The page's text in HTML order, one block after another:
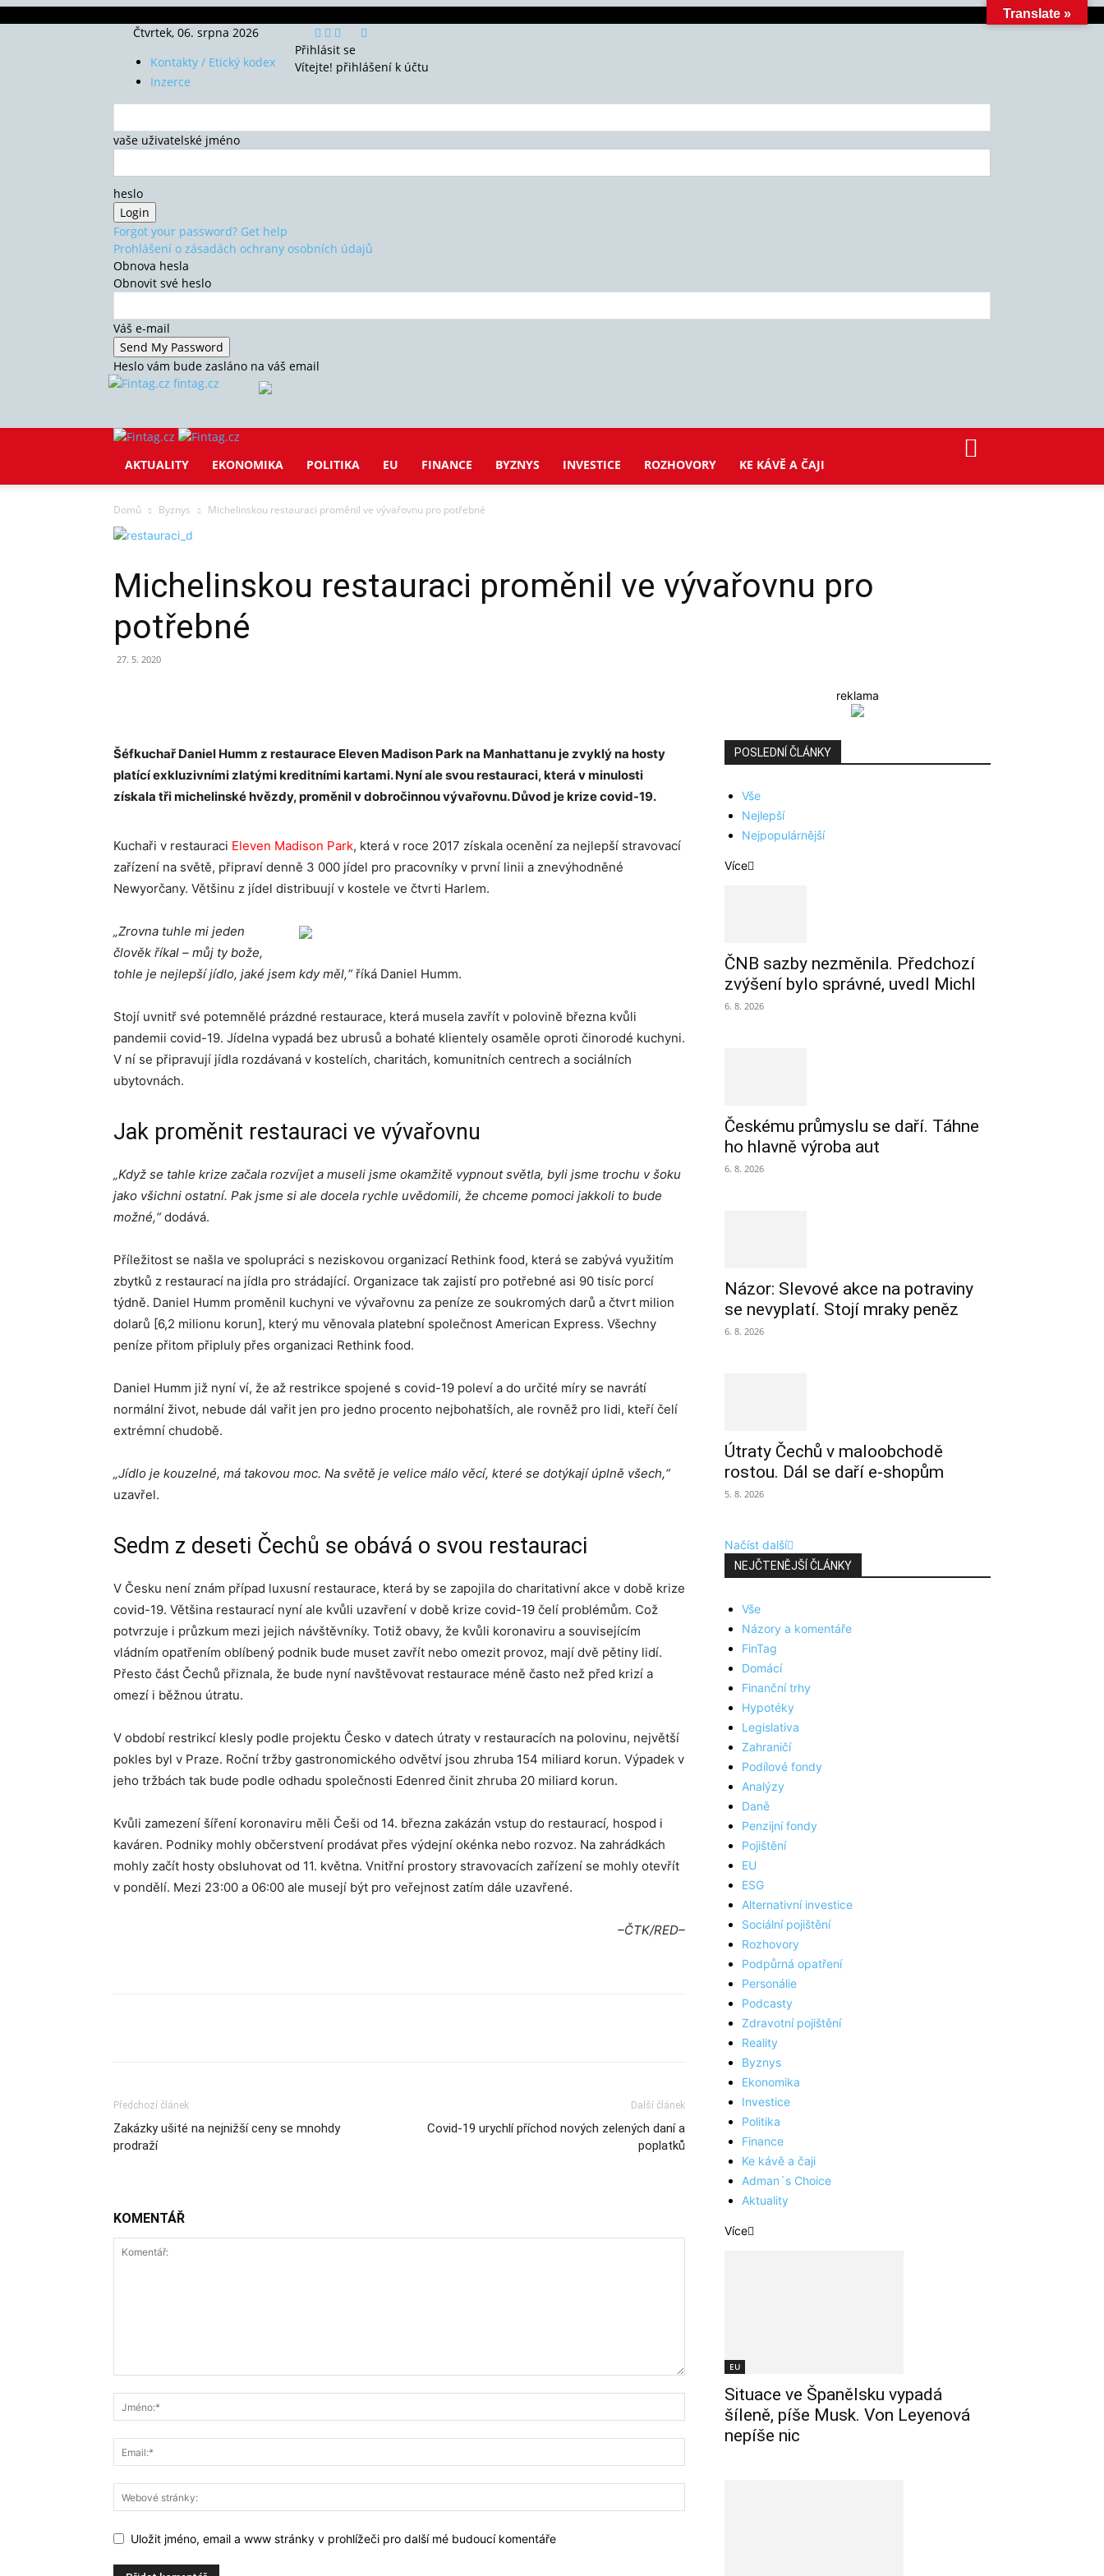
Čtvrtek, 06. srpna 2026
Kontakty / Etický kodex
Inzerce
Přihlásit se
Vítejte! přihlášení k účtu
vaše uživatelské jméno
heslo
Forgot your password? Get help
Prohlášení o zásadách ochrany osobních údajů
Obnova hesla
Obnovit své heslo
Váš e-mail
Heslo vám bude zasláno na váš email
fintag.cz
AKTUALITY EKONOMIKA POLITIKA EU FINANCE BYZNYS INVESTICE ROZHOVORY KE KÁVĚ A ČAJI
Domů Byznys Michelinskou restauraci proměnil ve vývařovnu pro potřebné
Michelinskou restauraci proměnil ve vývařovnu pro
potřebné
27. 5. 2020
Šéfkuchař Daniel Humm z restaurace Eleven Madison Park na Manhattanu je zvyklý na hosty
platící exkluzivními zlatými kreditními kartami. Nyní ale svou restauraci, která v minulosti
získala tři michelinské hvězdy, proměnil v dobročinnou vývařovnu. Důvod je krize covid-19.
Kuchaři v restauraci Eleven Madison Park, která v roce 2017 získala ocenění za nejlepší stravovací
zařízení na světě, připraví denně 3 000 jídel pro pracovníky v první linii a znevýhodněné
Newyorčany. Většinu z jídel distribuují v kostele ve čtvrti Harlem.
„Zrovna tuhle mi jeden
člověk říkal – můj ty bože,
tohle je nejlepší jídlo, jaké jsem kdy měl,“říká Daniel Humm.
Stojí uvnitř své potemnělé prázdné restaurace, která musela zavřít v polovině března kvůli
pandemii covid-19. Jídelna vypadá bez ubrusů a bohaté klientely osaměle oproti činorodé kuchyni.
V ní se připravují jídla rozdávaná v kostelích, charitách, komunitních centrech a sociálních
ubytovnách.
Jak proměnit restauraci ve vývařovnu
„Když se tahle krize začala rozvíjet a museli jsme okamžitě vypnout světla, byli jsme trochu v šoku
jako všichni ostatní. Pak jsme si ale docela rychle uvědomili, že chceme pomoci jakkoli to bude
možné,“dodává.
Příležitost se našla ve spolupráci s neziskovou organizací Rethink food, která se zabývá využitím
zbytků z restaurací na jídla pro strádající. Organizace tak zajistí pro potřebné asi 90 tisíc porcí
týdně. Daniel Humm proměnil kuchyni ve vývařovnu za peníze ze soukromých darů a čtvrt milion
dolarů [6,2 milionu korun], který mu věnovala platební společnost American Express. Všechny
peníze přitom připluly přes organizaci Rethink food.
Daniel Humm již nyní ví, že až restrikce spojené s covid-19 poleví a do určité míry se navrátí
normální život, nebude dál vařit jen pro jedno procento nejbohatších, ale rovněž pro lidi, kteří čelí
extrémní chudobě.
„Jídlo je kouzelné, má takovou moc. Na světě je velice málo věcí, které se dotýkají úplně všech,“
uzavřel.
Sedm z deseti Čechů se obává o svou restauraci
V Česku není znám případ luxusní restaurace, která by se zapojila do charitativní akce v době krize
covid-19. Většina restaurací nyní ale kvůli uzavření v době krize covid-19 čelí problémům. Což
potvrzuje i průzkum mezi jejich návštěvníky. Totiž obavy, že kvůli koronaviru a souvisejícím
vládním opatřením oblíbený podnik bude muset zavřít nebo omezit provoz, mají dvě pětiny lidí.
Přesto část Čechů přiznala, že bude nyní navštěvovat restaurace méně často než před krizí a
omezí i běžnou útratu.
V období restrikcí klesly podle projektu Česko v datech útraty v restauracích na polovinu, největší
pokles byl v Praze. Roční tržby gastronomického odvětví jsou zhruba 154 miliard korun. Výpadek v
jeho tržbách tak bude podle odhadu společnosti Edenred činit zhruba 20 miliard korun.
Kvůli zamezení šíření koronaviru měli Češi od 14. března zakázán vstup do restaurací, hospod i
kaváren. Podniky mohly občerstvení prodávat přes výdejní okénka nebo rozvoz. Na zahrádkách
mohly začít hosty obsluhovat od 11. května. Vnitřní prostory stravovacích zařízení se mohly otevřít
v pondělí. Mezi 23:00 a 06:00 ale musejí být pro veřejnost zatím dále uzavřené.
–ČTK/RED–
Předchozí článek
Zakázky ušité na nejnižší ceny se mnohdy
prodraží
Další článek
Covid-19 urychlí příchod nových zelených daní a
poplatků
KOMENTÁŘ
Uložit jméno, email a www stránky v prohlížeči pro další mé budoucí komentáře
reklama
POSLEDNÍ ČLÁNKY
Vše
Nejlepší
Nejpopulárnější
Více
ČNB sazby nezměnila. Předchozí
zvýšení bylo správné, uvedl Michl
6. 8. 2026
Českému průmyslu se daří. Táhne
ho hlavně výroba aut
6. 8. 2026
Názor: Slevové akce na potraviny
se nevyplatí. Stojí mraky peněz
6. 8. 2026
Útraty Čechů v maloobchodě
rostou. Dál se daří e-shopům
5. 8. 2026
Načíst další
NEJČTENĚJŠÍ ČLÁNKY
Vše
Názory a komentáře
FinTag
Domácí
Finanční trhy
Hypotéky
Legislativa
Zahraničí
Podílové fondy
Analýzy
Daně
Penzijní fondy
Pojištění
EU
ESG
Alternativní investice
Sociální pojištění
Rozhovory
Podpůrná opatření
Personálie
Podcasty
Zdravotní pojištění
Reality
Byznys
Ekonomika
Investice
Politika
Finance
Ke kávě a čaji
Adman´s Choice
Aktuality
Více
EU
Situace ve Španělsku vypadá
šíleně, píše Musk. Von Leyenová
nepíše nic
Translate »